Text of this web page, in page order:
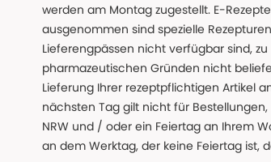
werden am Montag zugestellt. E-
ausgenommen sind spezielle
Lieferengpässen nicht verfügbar sind,
pharmazeutischen Gründen nicht
Lieferung Ihrer rezeptpflichtigen Artikel
nächsten Tag gilt nicht für
NRW und / oder ein Feiertag an Ihrem
an dem Werktag, der keine Feiertag ist,